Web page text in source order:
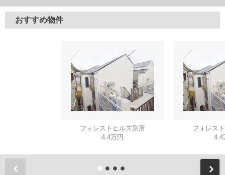
おすすめ物件
フォレストヒルズ別所
4.4万円
フォレス
4.4